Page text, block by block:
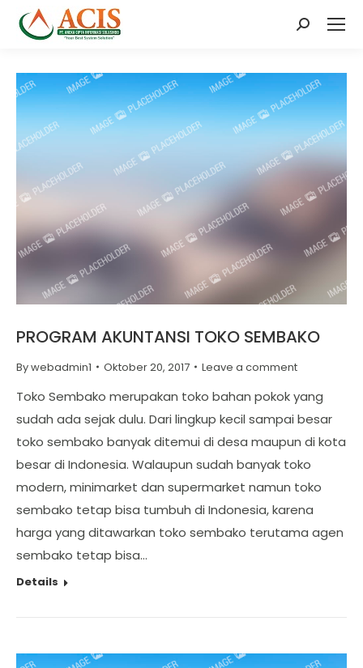
Search:
PROGRAM AKUNTANSI TOKO SEMBAKO
Bywebadmin1 Oktober 20, 2017 Leave a comment
Toko Sembako merupakan toko bahan pokok yang
sudah ada sejak dulu. Dari lingkup kecil sampai besar
toko sembako banyak ditemui di desa maupun di kota
besar di Indonesia. Walaupun sudah banyak toko
modern, minimarket dan supermarket namun toko
sembako tetap bisa tumbuh di Indonesia, karena
harga yang ditawarkan toko sembako terutama agen
sembako tetap bisa…
Details